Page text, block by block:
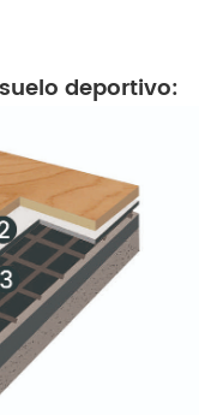
deportivo: